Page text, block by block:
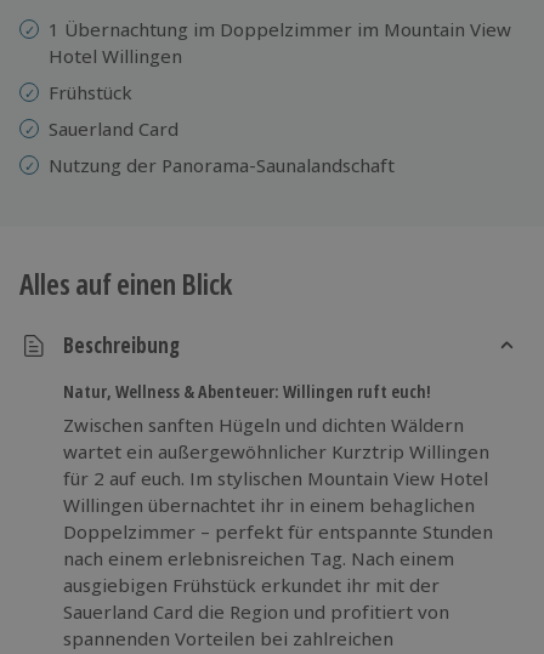
1 Übernachtung im Doppelzimmer im Mountain View
Hotel Willingen
Frühstück
Sauerland Card
Nutzung der Panorama-Saunalandschaft
Alles auf einen Blick
Beschreibung
Natur, Wellness & Abenteuer: Willingen ruft euch!
Zwischen sanften Hügeln und dichten Wäldern
wartet ein außergewöhnlicher Kurztrip Willingen
für 2 auf euch. Im stylischen Mountain View Hotel
Willingen übernachtet ihr in einem behaglichen
Doppelzimmer – perfekt für entspannte Stunden
nach einem erlebnisreichen Tag. Nach einem
ausgiebigen Frühstück erkundet ihr mit der
Sauerland Card die Region und profitiert von
spannenden Vorteilen bei zahlreichen